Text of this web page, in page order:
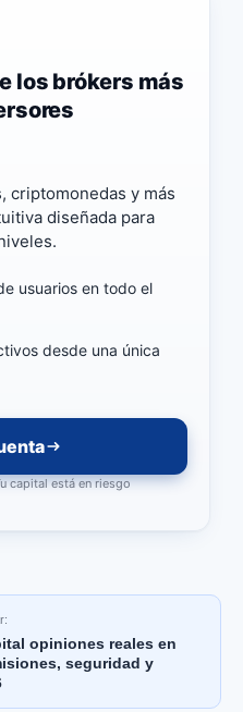
los brókers más
criptomonedas y más
diseñada para
usuarios en todo el
desde una única
capital está en riesgo
opiniones reales en
seguridad y